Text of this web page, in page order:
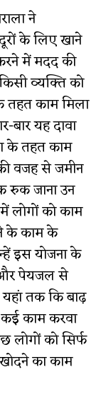
ने
के लिए खाने
में मदद की
व्यक्ति को
तहत काम मिला
बार यह दावा
के तहत काम
वजह से जमीन
रुक जाना उन
लोगों को काम
के काम के
इस योजना के
और पेयजल से
तक कि बाढ़
काम करवा
को सिर्फ
का काम